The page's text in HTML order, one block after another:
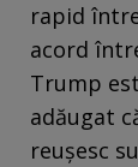
rapid
acord
Trump
adăugat
reușesc